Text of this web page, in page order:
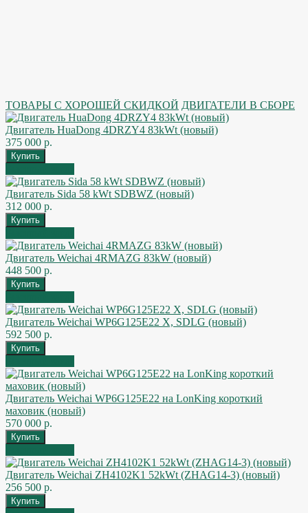
ТОВАРЫ С ХОРОШЕЙ СКИДКОЙ ДВИГАТЕЛИ В СБОРЕ
Двигатель HuaDong 4DRZY4 83kWt (новый)
375 000 р.
Двигатель Sida 58 kWt SDBWZ (новый)
312 000 р.
Двигатель Weichai 4RMAZG 83kW (новый)
448 500 р.
Двигатель Weichai WP6G125E22 X, SDLG (новый)
592 500 р.
Двигатель Weichai WP6G125E22 на LonKing короткий
маховик (новый)
570 000 р.
Двигатель Weichai ZH4102K1 52kWt (ZHAG14-3) (новый)
256 500 р.